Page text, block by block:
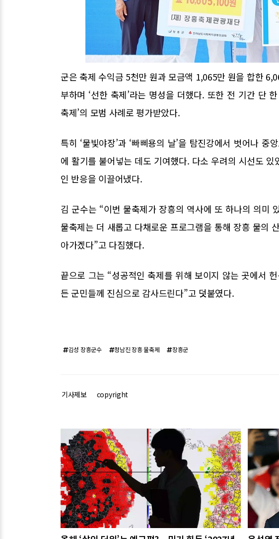
군은 축제 수익금 5천만 원과 모금액 1,065만 원을 합한
부하며 ‘선한 축제’라는 명성을 더했다. 또한 전 기간 단
축제’의 모범 사례로 평가받았다.
특히 ‘물빛야장’과 ‘빠삐용의 날’을 탐진강에서 벗어나
에 활기를 불어넣는 데도 기여했다. 다소 우려의 시선도
인 반응을 이끌어냈다.
김 군수는 “이번 물축제가 장흥의 역사에 또 하나의 의미
물축제는 더 새롭고 다채로운 프로그램을 통해 장흥 물의
아가겠다”고 다짐했다.
끝으로 그는 “성공적인 축제를 위해 보이지 않는 곳에서
든 군민들께 진심으로 감사드린다”고 덧붙였다.
김성 장흥군수 정남진 장흥 물축제 장흥군
기사제보 copyright
관련기사